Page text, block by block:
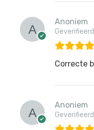
Anoniem
Correcte
Anoniem